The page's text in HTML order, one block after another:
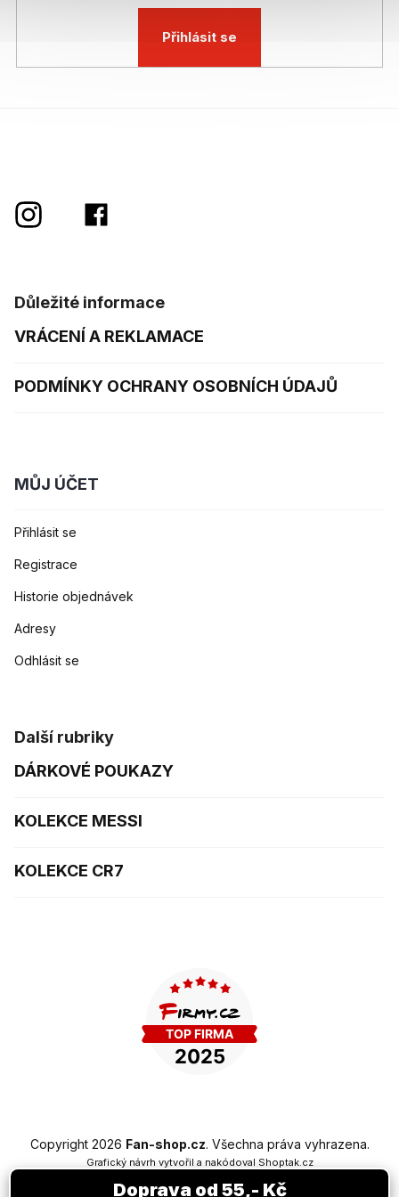
Přihlásit se
Důležité informace
VRÁCENÍ A REKLAMACE
PODMÍNKY OCHRANY OSOBNÍCH ÚDAJŮ
MŮJ ÚČET
Přihlásit se
Registrace
Historie objednávek
Adresy
Odhlásit se
Další rubriky
DÁRKOVÉ POUKAZY
KOLEKCE MESSI
KOLEKCE CR7
Copyright 2026 Fan-shop.cz. Všechna práva vyhrazena.
Grafický návrh vytvořil a nakódoval Shoptak.cz
Doprava od 55,- Kč